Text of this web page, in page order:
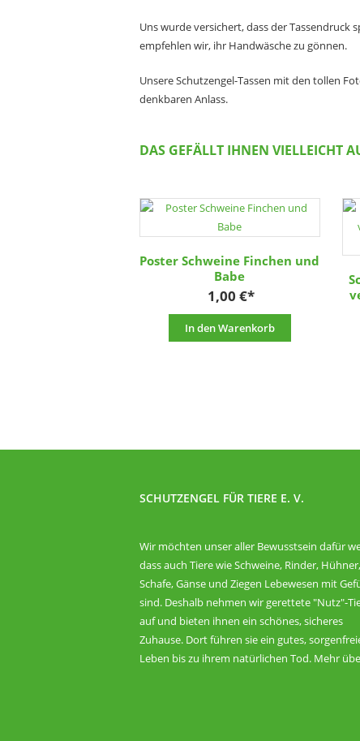
Uns wurde versichert, dass der Tassendruck
empfehlen wir, ihr Handwäsche zu gönnen.
Unsere Schutzengel-Tassen mit den tollen
denkbaren Anlass.
DAS GEFÄLLT IHNEN VIELLEICHT
Poster Schweine Finchen und
Babe
1,00 €
In den Warenkorb
SCHUTZENGEL FÜR TIERE E. V.
Wir möchten unser aller Bewusstsein dafür
dass auch Tiere wie Schweine, Rinder, Hühner,
Schafe, Gänse und Ziegen Lebewesen mit
sind. Deshalb nehmen wir gerettete "Nutz"-
auf und bieten ihnen ein schönes, sicheres
Zuhause. Dort führen sie ein gutes,
Leben bis zu ihrem natürlichen Tod. Mehr